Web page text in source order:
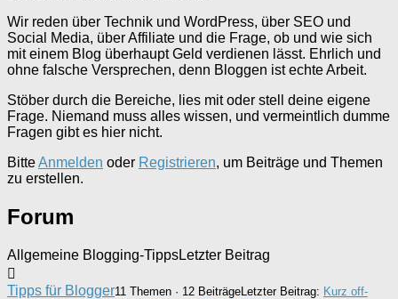
Wir reden über Technik und WordPress, über SEO und
Social Media, über Affiliate und die Frage, ob und wie sich
mit einem Blog überhaupt Geld verdienen lässt. Ehrlich und
ohne falsche Versprechen, denn Bloggen ist echte Arbeit.
Stöber durch die Bereiche, lies mit oder stell deine eigene
Frage. Niemand muss alles wissen, und vermeintlich dumme
Fragen gibt es hier nicht.
BitteAnmelden oder Registrieren, um Beiträge und Themen
zu erstellen.
Forum
Allgemeine Blogging-TippsLetzter Beitrag
Tipps für Blogger11 Themen · 12 BeiträgeLetzter Beitrag: Kurz off-